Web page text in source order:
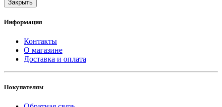
Закрыть
Информация
Контакты
О магазине
Доставка и оплата
Покупателям